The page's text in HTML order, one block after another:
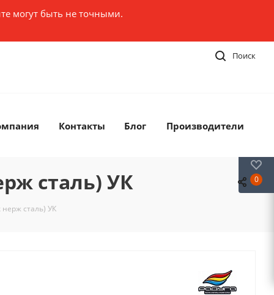
могут быть не точными.
Поиск
Контакты Блог Производители
сталь) УК
сталь) УК
0